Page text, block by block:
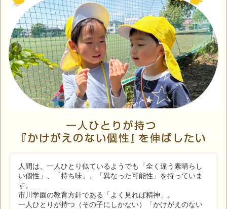
人間は、一人ひとり似ているようでも「全く違う素晴らし
い個性」、「持ち味」、「異なった可能性」を持っていま
す。
市川学園の教育方針である「よく見れば精神」。
一人ひとりが持つ（その子にしかない）「かけがえのない